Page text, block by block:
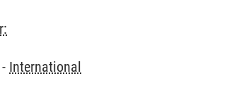
- International